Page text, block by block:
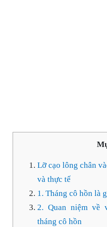
Lỡ cạo lông chân
và thực tế
1. Tháng cô hồn là
2. Quan niệm về
tháng cô hồn